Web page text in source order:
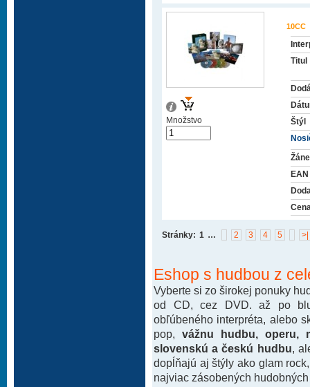
10CC
Titul
Štýl
EAN
Množstvo
Stránky: 1 2 3 4 5
… >|
Eshop s hudbou z
Vyberte si zo širokej ponuky
od CD, cez DVD. až po
obľúbeného interpréta, alebo
pop, vážnu hudbu, operu,
slovenskú a českú hudbu ,
dopĺňajú aj štýly ako glam
najviac zásobených